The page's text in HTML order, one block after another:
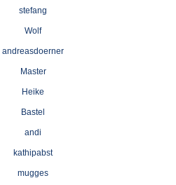
stefang
Wolf
andreasdoerner
Master
Heike
Bastel
andi
kathipabst
mugges